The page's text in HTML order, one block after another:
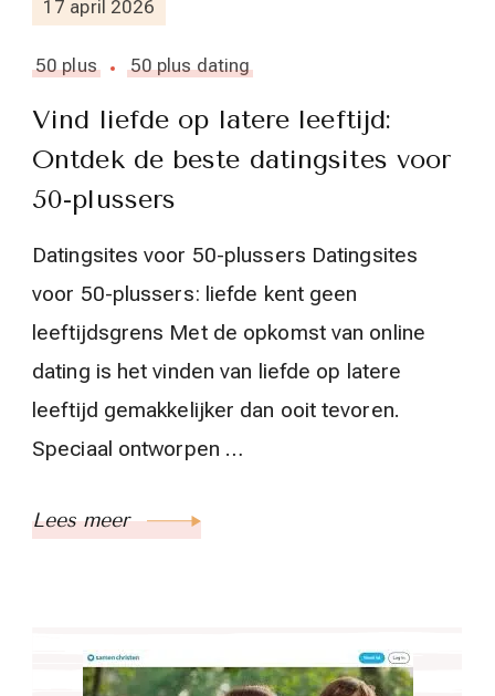
17 april 2026
50 plus 50 plus dating
Vind liefde op latere leeftijd:
Ontdek de beste datingsites voor
50-plussers
Datingsites voor 50-plussers Datingsites
voor 50-plussers: liefde kent geen
leeftijdsgrens Met de opkomst van online
dating is het vinden van liefde op latere
leeftijd gemakkelijker dan ooit tevoren.
Speciaal ontworpen …
Lees meer